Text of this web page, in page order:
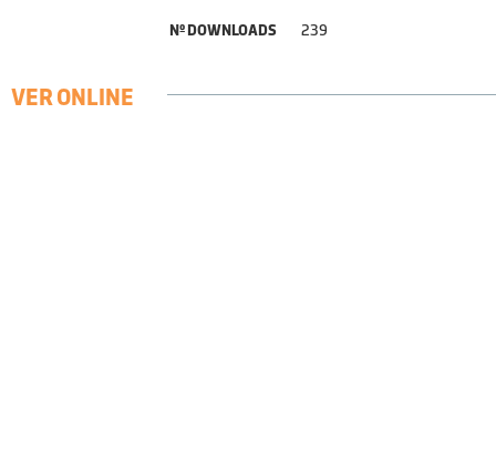
Nº DOWNLOADS 239
VER ONLINE